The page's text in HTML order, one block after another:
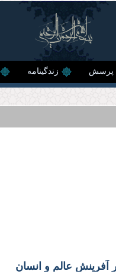
پرسش زندگینامه
عالم و انسان